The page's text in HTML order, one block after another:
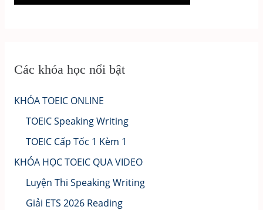
Các khóa học nổi bật
KHÓA TOEIC ONLINE
TOEIC Speaking Writing
TOEIC Cấp Tốc 1 Kèm 1
KHÓA HỌC TOEIC QUA VIDEO
Luyện Thi Speaking Writing
Giải ETS 2026 Reading